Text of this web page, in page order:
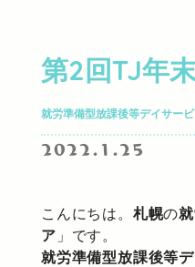
第2回TJ年
就労準備型放課後等デイサー
2022.1.25
こんにちは。 札幌の
ア 」です。
就労準備型放課後等